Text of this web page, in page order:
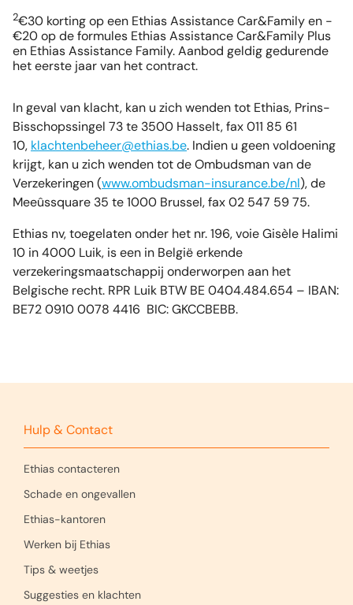
2€30 korting op een Ethias Assistance Car&Family en -
€20 op de formules Ethias Assistance Car&Family Plus
en Ethias Assistance Family. Aanbod geldig gedurende
het eerste jaar van het contract.
In geval van klacht, kan u zich wenden tot Ethias, Prins-
Bisschopssingel 73 te 3500 Hasselt, fax 011 85 61
10, klachtenbeheer@ethias.be. Indien u geen voldoening
krijgt, kan u zich wenden tot de Ombudsman van de
Verzekeringen (www.ombudsman-insurance.be/nl), de
Meeûssquare 35 te 1000 Brussel, fax 02 547 59 75.
Ethias nv, toegelaten onder het nr. 196, voie Gisèle Halimi
10 in 4000 Luik, is een in België erkende
verzekeringsmaatschappij onderworpen aan het
Belgische recht. RPR Luik BTW BE 0404.484.654 – IBAN:
BE72 0910 0078 4416 BIC: GKCCBEBB.
Hulp & Contact
Ethias contacteren
Schade en ongevallen
Ethias-kantoren
Werken bij Ethias
Tips & weetjes
Suggesties en klachten